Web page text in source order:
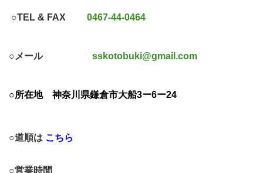
○TEL & FAX 0467-44-0464
○メール sskotobuki@gmail.com
○所在地神奈川県鎌倉市大船3ー6ー24
○道順は こちら
○営業時間